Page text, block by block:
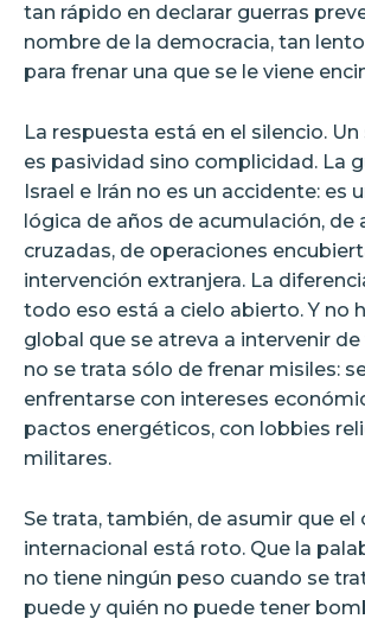
tan rápido en declarar guerras
nombre de la democracia, tan
para frenar una que se le viene
La respuesta está en el silencio.
es pasividad sino complicidad. La
Israel e Irán no es un accidente: es
lógica de años de acumulación, de
cruzadas, de operaciones
intervención extranjera. La
todo eso está a cielo abierto. Y no
global que se atreva a intervenir
no se trata sólo de frenar misiles:
enfrentarse con intereses
pactos energéticos, con lobbies
militares.
Se trata, también, de asumir que el
internacional está roto. Que la
no tiene ningún peso cuando se
puede y quién no puede tener